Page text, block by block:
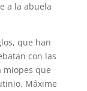
a la abuela
que han
con las
miopes que
Máxime